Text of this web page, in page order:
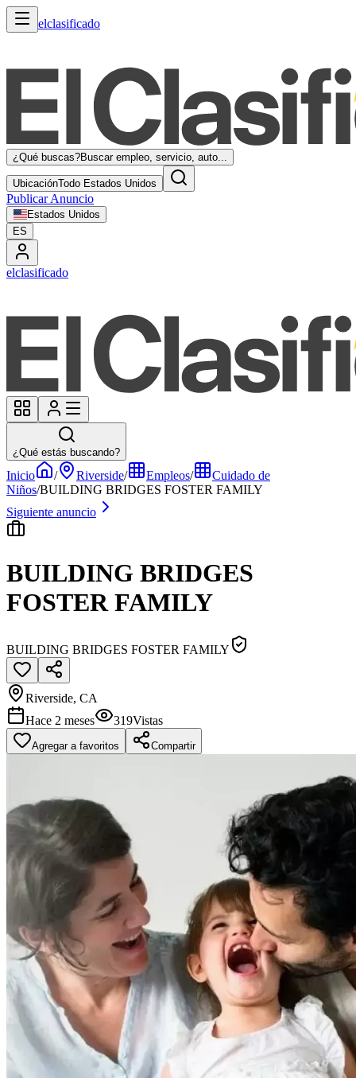
elclasificado
¿Qué buscas?Buscar empleo, servicio, auto...
UbicaciónTodo Estados Unidos
Publicar Anuncio
Estados Unidos
ES
elclasificado
¿Qué estás buscando?
Inicio / Riverside/ Empleos/
Cuidado de
Niños/BUILDING BRIDGES FOSTER FAMILY
Siguiente anuncio
BUILDING BRIDGES
FOSTER FAMILY
BUILDING BRIDGES FOSTER FAMILY
Riverside, CA
Hace 2 meses
319Vistas
Agregar a favoritos Compartir